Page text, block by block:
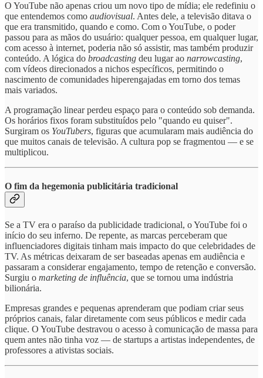
O YouTube não apenas criou um novo tipo de mídia; ele redefiniu o
que entendemos como audiovisual. Antes dele, a televisão ditava o
que era transmitido, quando e como. Com o YouTube, o poder
passou para as mãos do usuário: qualquer pessoa, em qualquer lugar,
com acesso à internet, poderia não só assistir, mas também produzir
conteúdo. A lógica do broadcasting deu lugar ao narrowcasting,
com vídeos direcionados a nichos específicos, permitindo o
nascimento de comunidades hiperengajadas em torno dos temas
mais variados.
A programação linear perdeu espaço para o conteúdo sob demanda.
Os horários fixos foram substituídos pelo "quando eu quiser".
Surgiram os YouTubers, figuras que acumularam mais audiência do
que muitos canais de televisão. A cultura pop se fragmentou — e se
multiplicou.
O fim da hegemonia publicitária tradicional
Se a TV era o paraíso da publicidade tradicional, o YouTube foi o
início do seu inferno. De repente, as marcas perceberam que
influenciadores digitais tinham mais impacto do que celebridades de
TV. As métricas deixaram de ser baseadas apenas em audiência e
passaram a considerar engajamento, tempo de retenção e conversão.
Surgiu o marketing de influência, que se tornou uma indústria
bilionária.
Empresas grandes e pequenas aprenderam que podiam criar seus
próprios canais, falar diretamente com seus públicos e medir cada
clique. O YouTube destravou o acesso à comunicação de massa para
quem antes não tinha voz — de startups a artistas independentes, de
professores a ativistas sociais.